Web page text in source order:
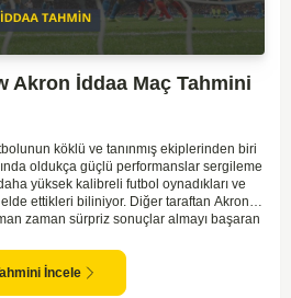
Akron İddaa Maç Tahmini
köklü ve tanınmış ekiplerinden biri
oldukça güçlü performanslar sergileme
yüksek kalibreli futbol oynadıkları ve
ettikleri biliniyor. Diğer taraftan Akron,
zaman sürpriz sonuçlar almayı başaran
bir performans sergilemekte
mevcut form durumunun ve evinde
belirleyici olması muhtemel
İncele